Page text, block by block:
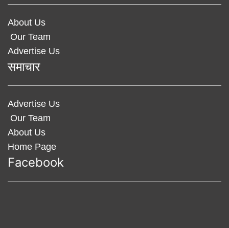
About Us
Our Team
Advertise Us
समाचार
Advertise Us
Our Team
About Us
Home Page
Facebook